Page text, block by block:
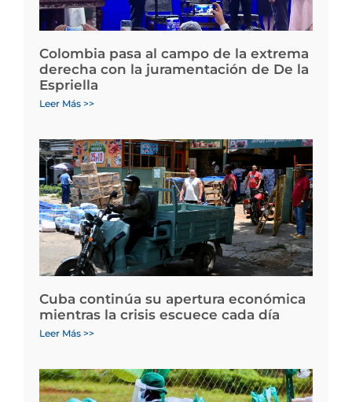
Colombia pasa al campo de la extrema
derecha con la juramentación de De la
Espriella
Leer Más >>
Cuba continúa su apertura económica
mientras la crisis escuece cada día
Leer Más >>